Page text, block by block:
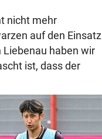
nicht mehr
auf den Einsatz
Liebenau haben wir
ist, dass der